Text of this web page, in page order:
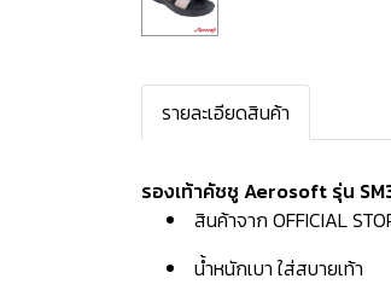
รายละเอียดสินค้า
รองเท้าคัชชู Aerosoft รุ่น
สินค้าจาก OFFICIAL
น้ำหนักเบา ใส่สบายเท้า